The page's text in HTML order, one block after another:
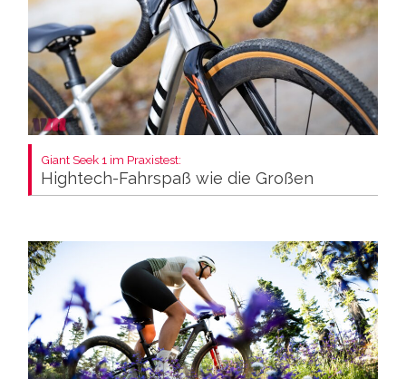
Giant Seek 1 im Praxistest:
Hightech-Fahrspaß wie die Großen